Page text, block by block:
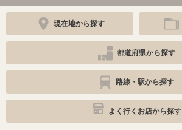
現在地から探す
都道府県から探す
路線・駅から探す
よく行くお店から探す